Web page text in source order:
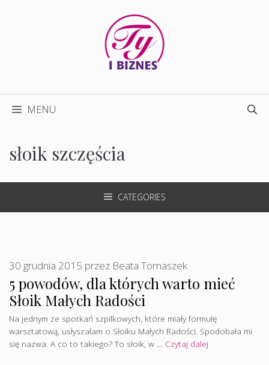
MENU
słoik szczęścia
CATEGORIES
5 powodów, dla których warto mieć
Słoik Małych Radości
30 grudnia 2015 przez Beata Tomaszek
Na jednym ze spotkań szpilkowych, które miały formułę
warsztatową, usłyszałam o Słoiku Małych Radości. Spodobała mi
się nazwa. A co to takiego? To słoik, w … Czytaj dalej